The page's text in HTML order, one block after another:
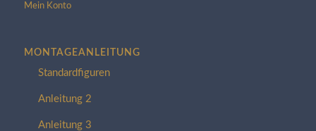
Mein Konto
MONTAGEANLEITUNG
Standardfiguren
Anleitung 2
Anleitung 3